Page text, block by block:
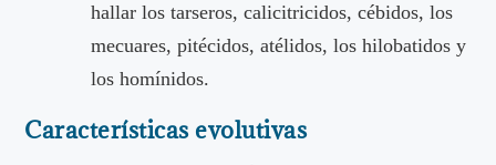
hallar los tarseros, calicitricidos, cébidos, los
mecuares, pitécidos, atélidos, los hilobatidos y
los homínidos.
Características evolutivas